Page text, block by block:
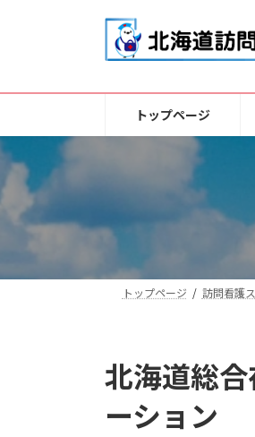
ツ
ス
キ
ッ
プ
シ
ン
に
移
動
トップページ
トップページ 訪問看護
北海道総
ーション